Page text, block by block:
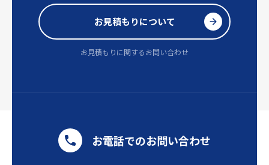
お見積もりについて
お見積もりに関するお問い合わせ
お電話でのお問い合わせ